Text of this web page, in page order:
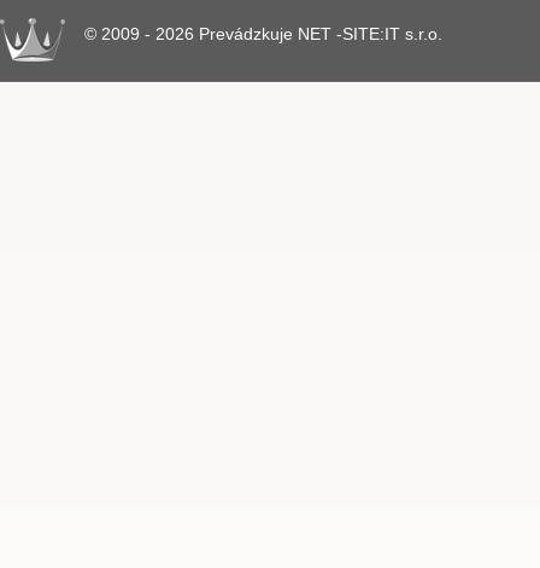
© 2009 - 2026 Prevádzkuje NET -SITE:IT s.r.o.